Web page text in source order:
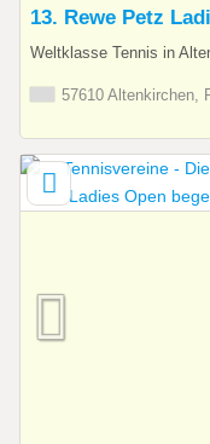
13. Rewe Petz
Weltklasse Tennis in
57610 Altenkirchen,